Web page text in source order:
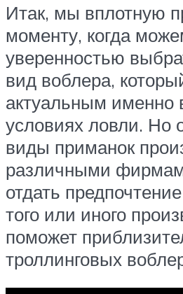
Итак, мы вплотную
моменту, когда
уверенностью
вид воблера,
актуальным именно
условиях ловли. Но
виды приманок
различными
отдать
того или иного
поможет
троллинговых